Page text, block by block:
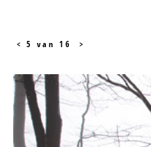
< 5 van 16 >